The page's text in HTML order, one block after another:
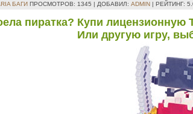
БАГИ ПРОСМОТРОВ: 1345 | ДОБАВИЛ: ADMIN | РЕЙТИНГ:
пиратка? Купи лицензионную
Или другую игру,